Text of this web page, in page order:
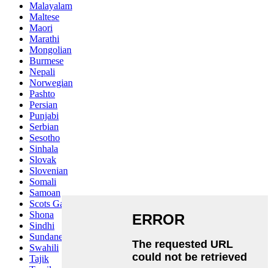
Malayalam
Maltese
Maori
Marathi
Mongolian
Burmese
Nepali
Norwegian
Pashto
Persian
Punjabi
Serbian
Sesotho
Sinhala
Slovak
Slovenian
Somali
Samoan
Scots Gaelic
Shona
Sindhi
Sundanese
Swahili
Tajik